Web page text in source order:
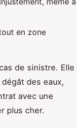
en zone
de sinistre. Elle
dégât des eaux,
avec une
plus cher.